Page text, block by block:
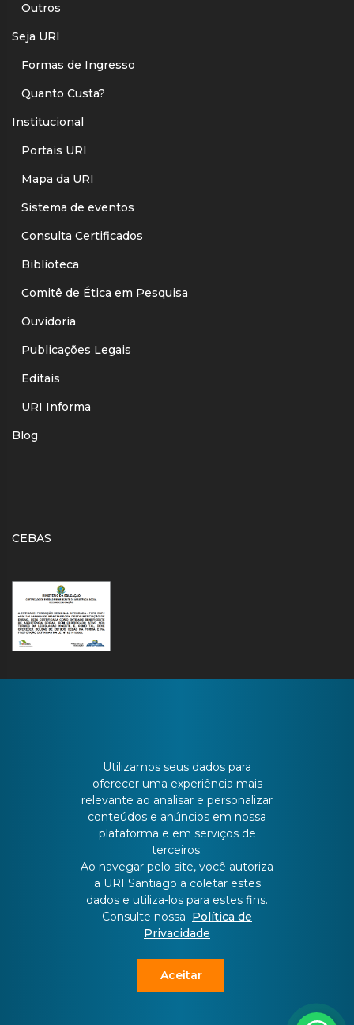
Outros
Seja URI
Formas de Ingresso
Quanto Custa?
Institucional
Portais URI
Mapa da URI
Sistema de eventos
Consulta Certificados
Biblioteca
Comitê de Ética em Pesquisa
Ouvidoria
Publicações Legais
Editais
URI Informa
Blog
CEBAS
Batista Bonoto Sobrinho, 733
atendimento@urisantiago.br
Utilizamos seus dados para
oferecer uma experiência mais
relevante ao analisar e personalizar
conteúdos e anúncios em nossa
plataforma e em serviços de
terceiros.
Ao navegar pelo site, você autoriza
a URI Santiago a coletar estes
dados e utiliza-los para estes fins.
Consulte nossa Política de
Privacidade
Aceitar